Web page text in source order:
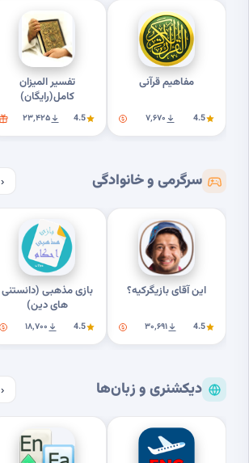
مفاهیم قرآنی
4.5 ۷٬۶۷۰
تفسیر المیزان
کامل(رایگان)
4.5 ۲۳٬۴۲۵
سرگرمی و خانوادگی ‹
این آقای بازیگرکیه؟
4.5 ۳۰٬۶۹۱
بازی مذهبی (دانستنی
های دین)
4.5 ۱۸٬۷۰۰
دیکشنری و زبان‌ها ‹